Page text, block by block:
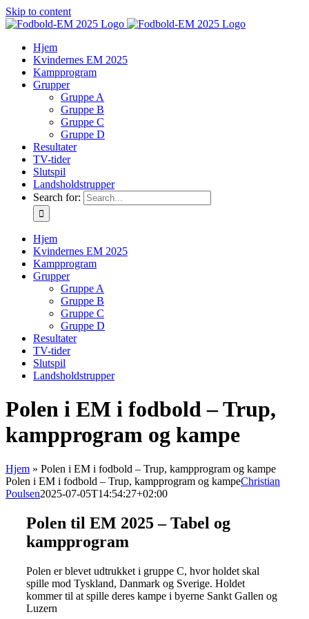
Skip to content
Hjem
Kvindernes EM 2025
Kampprogram
Grupper
Gruppe A
Gruppe B
Gruppe C
Gruppe D
Resultater
TV-tider
Slutspil
Landsholdstrupper
Search for:
Hjem
Kvindernes EM 2025
Kampprogram
Grupper
Gruppe A
Gruppe B
Gruppe C
Gruppe D
Resultater
TV-tider
Slutspil
Landsholdstrupper
Polen i EM i fodbold – Trup,
kampprogram og kampe
Hjem » Polen i EM i fodbold – Trup, kampprogram og kampe
Polen i EM i fodbold – Trup, kampprogram og kampeChristian
Poulsen2025-07-05T14:54:27+02:00
Polen til EM 2025 – Tabel og
kampprogram
Polen er blevet udtrukket i gruppe C, hvor holdet skal
spille mod Tyskland, Danmark og Sverige. Holdet
kommer til at spille deres kampe i byerne Sankt Gallen og
Luzern